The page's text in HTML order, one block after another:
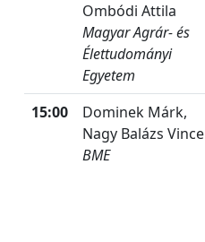
Ombódi Attila
Magyar Agrár- és
Élettudományi
Egyetem
15:00
Dominek Márk,
Nagy Balázs Vince
BME